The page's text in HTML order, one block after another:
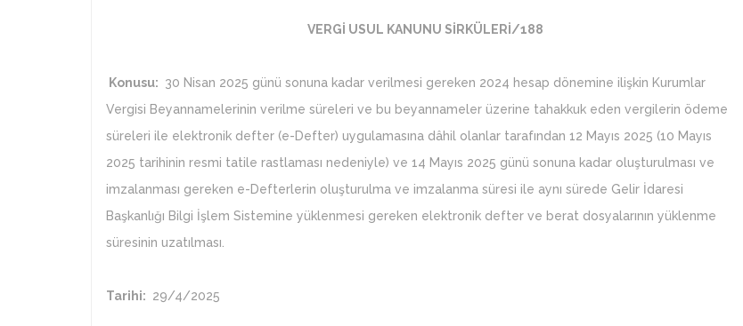
VERGİ USUL KANUNU SİRKÜLERİ/188
Konusu: 30 Nisan 2025 günü sonuna kadar verilmesi gereken 2024 hesap dönemine ilişkin Kurumlar
Vergisi Beyannamelerinin verilme süreleri ve bu beyannameler üzerine tahakkuk eden vergilerin ödeme
süreleri ile elektronik defter (e-Defter) uygulamasına dâhil olanlar tarafından 12 Mayıs 2025 (10 Mayıs
2025 tarihinin resmi tatile rastlaması nedeniyle) ve 14 Mayıs 2025 günü sonuna kadar oluşturulması ve
imzalanması gereken e-Defterlerin oluşturulma ve imzalanma süresi ile aynı sürede Gelir İdaresi
Başkanlığı Bilgi İşlem Sistemine yüklenmesi gereken elektronik defter ve berat dosyalarının yüklenme
süresinin uzatılması.
Tarihi: 29/4/2025